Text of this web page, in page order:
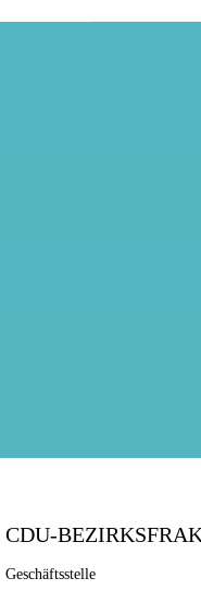
CDU-
Geschäftsstelle